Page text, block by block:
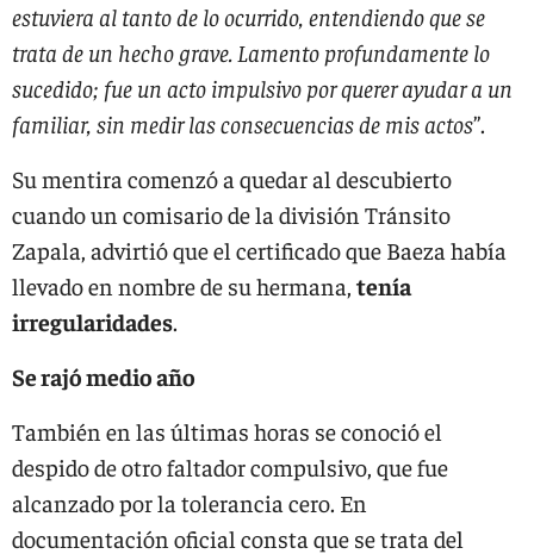
estuviera al tanto de lo ocurrido, entendiendo que se
trata de un hecho grave. Lamento profundamente lo
sucedido; fue un acto impulsivo por querer ayudar a un
familiar, sin medir las consecuencias de mis actos”.
Su mentira comenzó a quedar al descubierto
cuando un comisario de la división Tránsito
Zapala, advirtió que el certificado que Baeza había
llevado en nombre de su hermana, tenía
irregularidades.
Se rajó medio año
También en las últimas horas se conoció el
despido de otro faltador compulsivo, que fue
alcanzado por la tolerancia cero. En
documentación oficial consta que se trata del